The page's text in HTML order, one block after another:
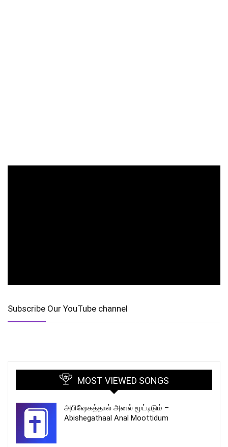
Subscribe Our YouTube channel
MOST VIEWED SONGS
அபிஷேகத்தால் அனல் மூட்டிடும் –
Abishegathaal Anal Moottidum